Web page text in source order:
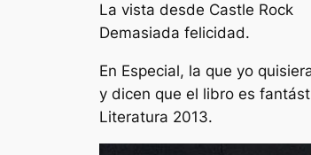
La vista desde Castle Rock
Demasiada felicidad.
En Especial, la que yo
y dicen que el libro es
Literatura 2013.